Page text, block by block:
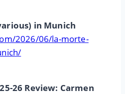
in Munich
2026/06/la-morte-
26 Review: Carmen